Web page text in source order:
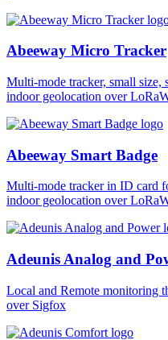
Abeeway Micro Tracker
Multi-mode tracker, small size,
indoor geolocation over
Abeeway Smart Badge
Multi-mode tracker in ID card
indoor geolocation over
Adeunis Analog and
Local and Remote monitoring
over Sigfox